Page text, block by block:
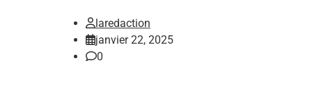
laredaction
janvier 22, 2025
0